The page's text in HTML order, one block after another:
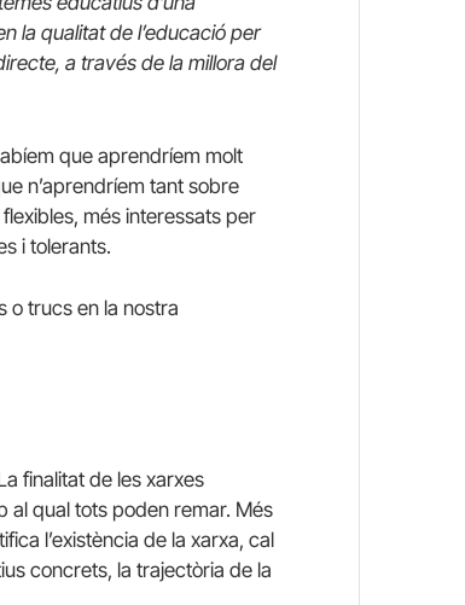
la qualitat de l’educació per
a través de la millora del
que aprendríem molt
n’aprendríem tant sobre
més interessats per
i tolerants.
o trucs en la nostra
finalitat de les xarxes
al qual tots poden remar. Més
l’existència de la xarxa, cal
concrets, la trajectòria de la